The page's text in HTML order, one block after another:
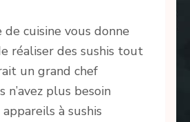
cuisine vous donne
réaliser des sushis tout
un grand chef
n’avez plus besoin
à sushis